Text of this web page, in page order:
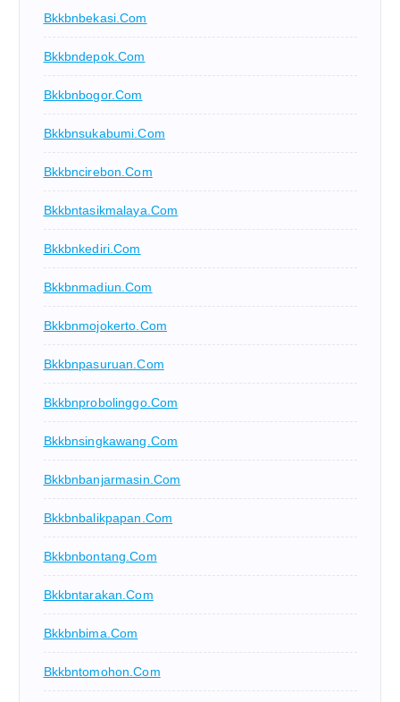
Bkkbnbekasi.com
Bkkbndepok.com
Bkkbnbogor.com
Bkkbnsukabumi.com
Bkkbncirebon.com
Bkkbntasikmalaya.com
Bkkbnkediri.com
Bkkbnmadiun.com
Bkkbnmojokerto.com
Bkkbnpasuruan.com
Bkkbnprobolinggo.com
Bkkbnsingkawang.com
Bkkbnbanjarmasin.com
Bkkbnbalikpapan.com
Bkkbnbontang.com
Bkkbntarakan.com
Bkkbnbima.com
Bkkbntomohon.com